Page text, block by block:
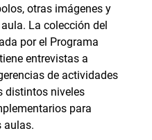
otras imágenes y
La colección del
por el Programa
entrevistas a
de actividades
distintos niveles
para
aulas.